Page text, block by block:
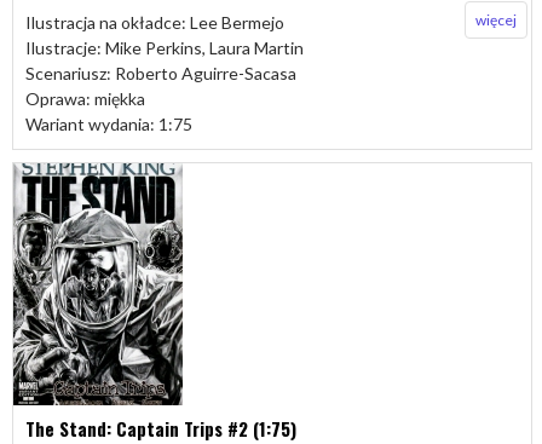
Ilustracja na okładce: Lee Bermejo
Ilustracje: Mike Perkins, Laura Martin
Scenariusz: Roberto Aguirre-Sacasa
Oprawa: miękka
Wariant wydania: 1:75
więcej
The Stand: Captain Trips #2 (1:75)